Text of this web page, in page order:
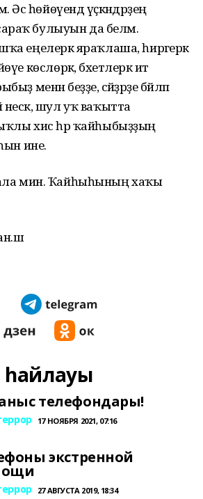
һөйөүендә үҫкәндәрҙең
булыуын да беләм.
еңелерәк яраҡлаша, һирәгерәк
көслөрәк, бәхетлерәк итә
менән беҙҙе, әсәйҙәрҙе бәйләп
шул уҡ ваҡытта
хис һәр ҡайһыбыҙҙың
ине.
бала мин. Ҡайһыһының хаҡы
һайлауы
телефондары!
17 НОЯБРЯ 2021, 07:16
экстренной
27 АВГУСТА 2019, 18:34